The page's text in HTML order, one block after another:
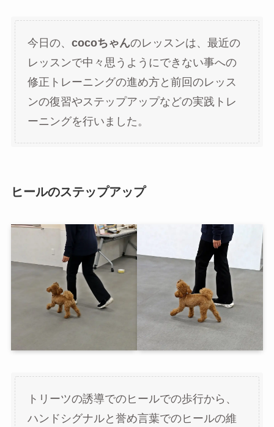
今日の、 cocoちゃんのレッスンは、最近の
レッスンで中々思うようにできない事への
修正トレーニングの進め方と前回のレッス
ンの復習やステップアップなどの実践トレ
ーニングを行いました。
ヒールのステップアップ
トリーツの誘導でのヒールでの歩行から、
ハンドシグナルと誉め言葉でのヒールの維